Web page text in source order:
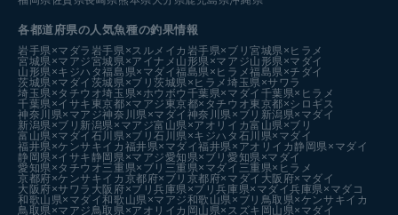
各都道府県の人気魚種の釣果情報
岩手県×マダラ 岩手県×スルメイカ 岩手県×ブリ宮城県×ヒラメ
宮城県×マアジ宮城県×アイナメ 山形県×マアジ山形県×マダイ
山形県×キジハタ福島県×マダイ福島県×ヒラメ福島県×チダイ
茨城県×マダイ 茨城県×ブリ茨城県×ヒラメ埼玉県×サワラ
埼玉県×タチウオ埼玉県×ホウボウ 千葉県×マダイ 千葉県×ヒラメ
千葉県×イサキ 東京都×マアジ 東京都×タチウオ東京都×シロギス
神奈川県×マアジ神奈川県×マダイ 神奈川県×ブリ 新潟県×マダイ
新潟県×ブリ 新潟県×マアジ富山県×アオリイカ富山県×ブリ
富山県×マダイ 石川県×ブリ石川県×キジハタ 石川県×マダイ
福井県×ケンサキイカ 福井県×マダイ福井県×アオリイカ静岡県×マダイ
静岡県×イサキ静岡県×マアジ愛知県×ブリ愛知県×マダイ
愛知県×タチウオ三重県×ブリ 三重県×マダイ 三重県×ヒラメ
京都府×ケンサキイカ 京都府×ブリ 京都府×マダイ 大阪府×マダイ
大阪府×サワラ 大阪府×ブリ兵庫県×ブリ兵庫県×マダイ兵庫県×マダコ
和歌山県×マダイ和歌山県×マアジ和歌山県×ブリ 鳥取県×ケンサキイカ
鳥取県×マアジ 鳥取県×アオリイカ 岡山県×スズキ 岡山県×マダイ